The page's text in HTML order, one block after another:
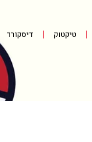
טיקטוק דיסקורד